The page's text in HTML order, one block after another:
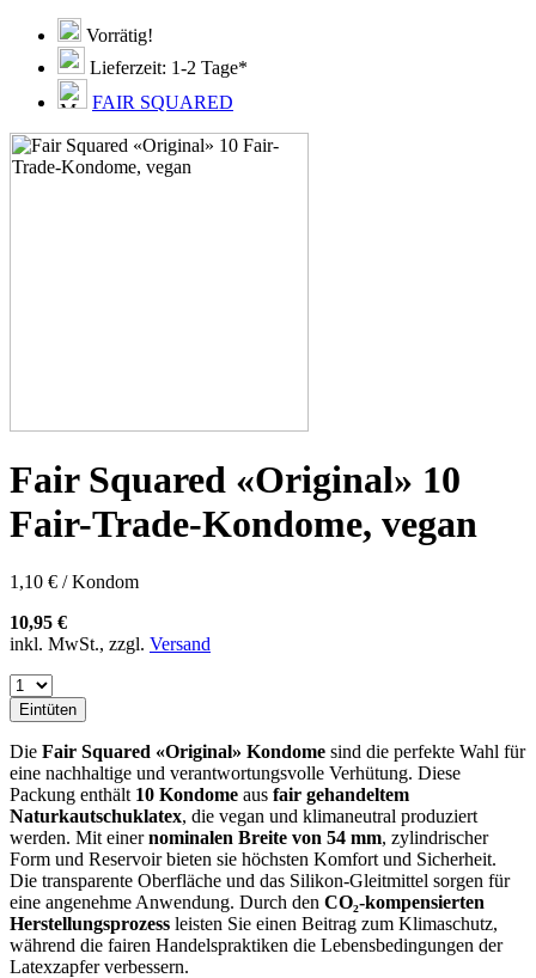
Vorrätig!
Lieferzeit: 1-2 Tage*
FAIR SQUARED
Fair Squared «Original» 10
Fair-Trade-Kondome, vegan
1,10 € / Kondom
10,95 €
inkl. MwSt., zzgl. Versand
Eintüten
Die Fair Squared «Original» Kondome sind die perfekte Wahl für
eine nachhaltige und verantwortungsvolle Verhütung. Diese
Packung enthält 10 Kondome aus fair gehandeltem
Naturkautschuklatex, die vegan und klimaneutral produziert
werden. Mit einernominalen Breite von 54 mm, zylindrischer
Form und Reservoir bieten sie höchsten Komfort und Sicherheit.
Die transparente Oberfläche und das Silikon-Gleitmittel sorgen für
eine angenehme Anwendung. Durch den CO₂-kompensierten
Herstellungsprozess leisten Sie einen Beitrag zum Klimaschutz,
während die fairen Handelspraktiken die Lebensbedingungen der
Latexzapfer verbessern.